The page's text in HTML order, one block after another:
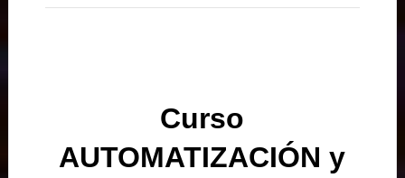
Curso
AUTOMATIZACIÓN y